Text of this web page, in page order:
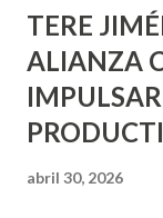
TERE
ALIANZA
abril 30, 2026